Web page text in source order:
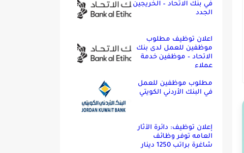
في بنك الاتحاد – الخريجين
الجدد
اعلان توظيف مطلوب
موظفين للعمل لدى بنك
الاتحاد – موظفين خدمة
عملاء
مطلوب موظفين للعمل
في البنك الأردني الكويتي
إعلان توظيف: دائرة الآثار
العامه توفر وظائف
شاغرة براتب 1250 دينار